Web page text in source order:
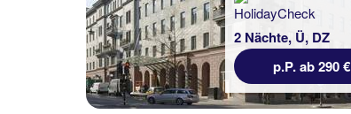
2 Nächte, Ü, DZ
p.P. ab 290 €